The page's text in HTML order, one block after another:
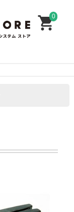
0